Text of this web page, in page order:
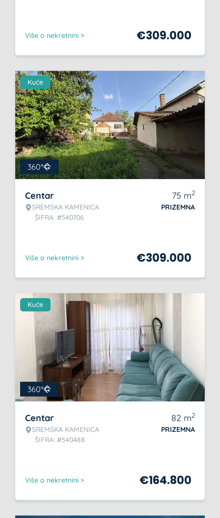
Više o nekretnini > €309.000
Kuće
360°
Centar
SREMSKA KAMENICA
ŠIFRA: #540706
75 m2
PRIZEMNA
Više o nekretnini > €309.000
Kuće
360°
Centar
SREMSKA KAMENICA
ŠIFRA: #540488
82 m2
PRIZEMNA
Više o nekretnini > €164.800